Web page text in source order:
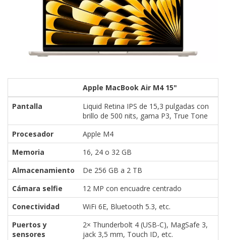
Apple MacBook Air M4 15"
Pantalla
Liquid Retina IPS de 15,3 pulgadas con
brillo de 500 nits, gama P3, True Tone
Procesador
Apple M4
Memoria
16, 24 o 32 GB
Almacenamiento
De 256 GB a 2 TB
Cámara selfie
12 MP con encuadre centrado
Conectividad
WiFi 6E, Bluetooth 5.3, etc.
Puertos y
sensores
2× Thunderbolt 4 (USB-C), MagSafe 3,
jack 3,5 mm, Touch ID, etc.